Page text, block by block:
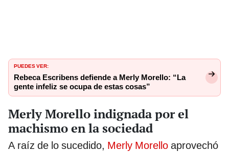
PUEDES VER:
Rebeca Escribens defiende a Merly Morello: “La
gente infeliz se ocupa de estas cosas”
Merly Morello indignada por el
machismo en la sociedad
A raíz de lo sucedido, Merly Morello aprovechó